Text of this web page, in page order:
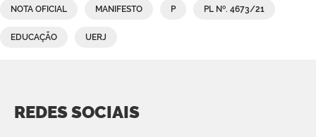
NOTA OFICIAL MANIFESTO P PL Nº. 4673/21
EDUCAÇÃO UERJ
REDES SOCIAIS